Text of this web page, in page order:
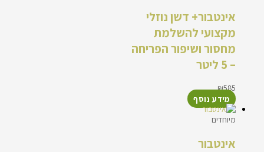
אינטבור+ דשן נוזלי
מקצועי להשלמת
מחסור ושיפור הפריחה
– 5 ליטר
₪585
מידע נוסף
מיוחדים
אינטבור